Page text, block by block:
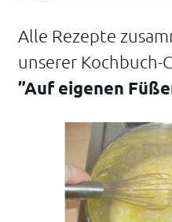
Alle Rezepte
unserer Kochbuch-
”Auf eigenen